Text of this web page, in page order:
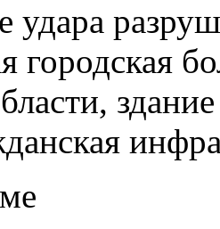
удара
городская